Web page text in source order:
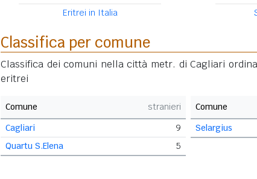
Eritrei in Italia
Classifica per comune
Classifica dei comuni nella città metr. di Cagliari
eritrei
Comune
stranieri
Cagliari
9
Quartu S.Elena
5
Comune
Selargius